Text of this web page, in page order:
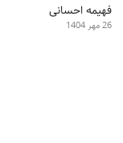
فهیمه احسانی
26 مهر 1404